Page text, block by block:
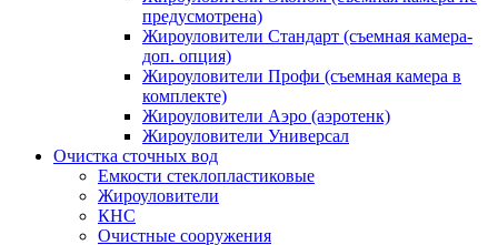
предусмотрена)
Жироуловители Стандарт (съемная камера-
доп. опция)
Жироуловители Профи (съемная камера в
комплекте)
Жироуловители Аэро (аэротенк)
Жироуловители Универсал
Очистка сточных вод
Емкости стеклопластиковые
Жироуловители
КНС
Очистные сооружения